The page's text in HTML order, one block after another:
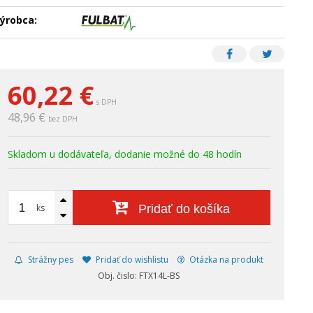
60,22 € s DPH
48,96 € bez DPH
Skladom u dodávateľa, dodanie možné do 48 hodín
ks Pridať do košíka
Strážny pes Pridať do wishlistu
Otázka na produkt
Obj. čislo: FTX14L-BS